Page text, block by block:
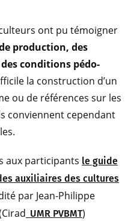
ont pu témoigner
production, des
conditions pédo-
la construction d’un
ou de références sur les
conviennent cependant
aux participants le guide
auxiliaires des cultures
par Jean-Philippe
UMR PVBMT)